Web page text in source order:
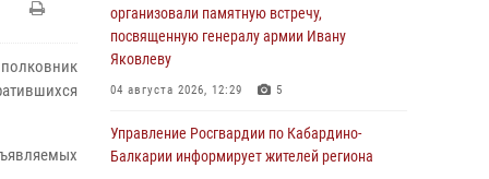
организовали памятную встречу,
посвященную генералу армии Ивану
Яковлеву
04 августа 2026, 12:29 5
Управление Росгвардии по Кабардино-
Балкарии информирует жителей региона